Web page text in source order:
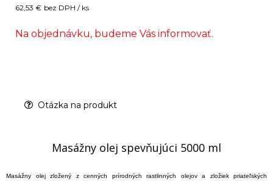
62,53 € bez DPH / ks
Na objednávku, budeme Vás informovať.
Otázka na produkt
Masážny olej spevňujúci 5000 ml
Masážny olej zložený z cenných prírodných rastlinných olejov a zložiek priateľských